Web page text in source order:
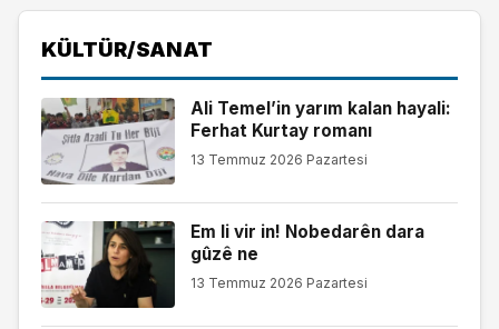
KÜLTÜR/SANAT
Ali Temel’in yarım kalan hayali:
Ferhat Kurtay romanı
13 Temmuz 2026 Pazartesi
Em li vir in! Nobedarên dara
gûzê ne
13 Temmuz 2026 Pazartesi